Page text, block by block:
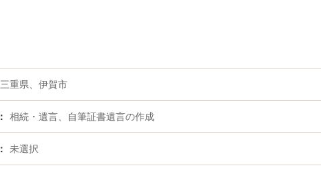
三重県、伊賀市
相続・遺言、自筆証書遺言の作成
未選択